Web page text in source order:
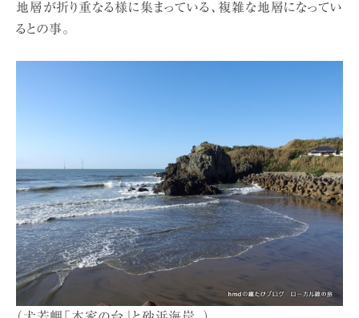
地層が折り重なる様に集まっている、複雑な地層になってい
るとの事。